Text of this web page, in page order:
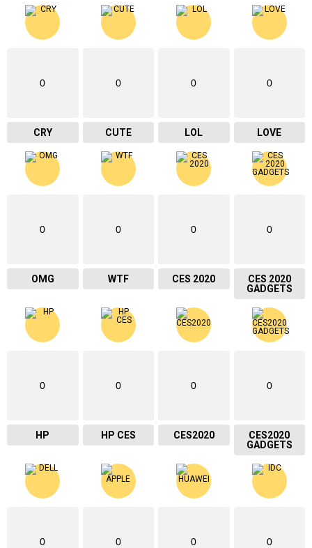
0
CRY
0
CUTE
0
LOL
0
LOVE
0
OMG
0
WTF
0
CES 2020
0
CES 2020
GADGETS
0
HP
0
HP CES
0
CES2020
0
CES2020
GADGETS
0 0 0 0